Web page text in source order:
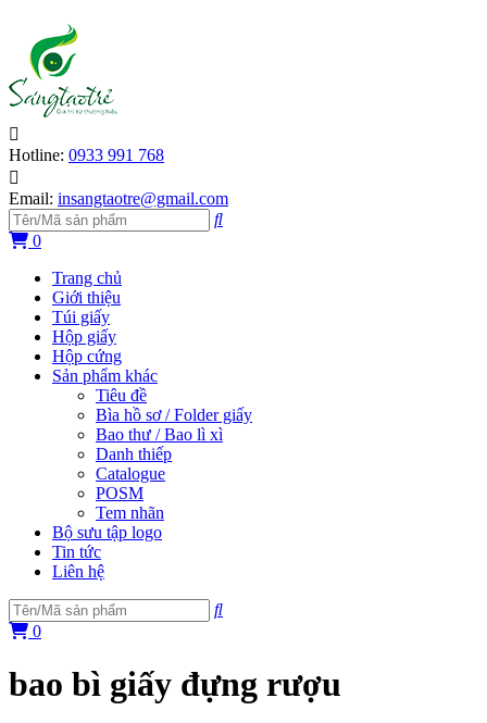
Hotline: 0933 991 768
Email: insangtaotre@gmail.com
0
Trang chủ
Giới thiệu
Túi giấy
Hộp giấy
Hộp cứng
Sản phẩm khác
Tiêu đề
Bìa hồ sơ / Folder giấy
Bao thư / Bao lì xì
Danh thiếp
Catalogue
POSM
Tem nhãn
Bộ sưu tập logo
Tin tức
Liên hệ
0
bao bì giấy đựng rượu